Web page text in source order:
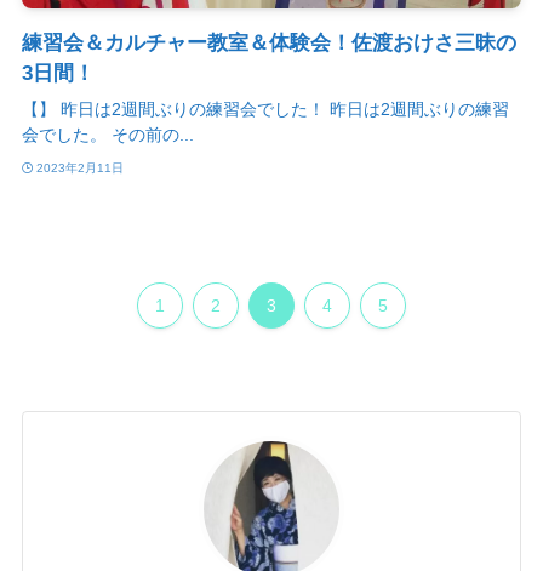
練習会＆カルチャー教室＆体験会！佐渡おけさ三昧の
3日間！
【】 昨日は2週間ぶりの練習会でした！ 昨日は2週間ぶりの練習
会でした。 その前の...
2023年2月11日
1 2 3 4 5